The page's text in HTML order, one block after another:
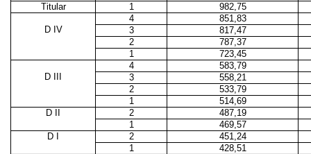
Titular
1
982,75
4
851,83
D IV
3
817,47
2
787,37
1
723,45
4
583,79
D III
3
558,21
2
533,79
1
514,69
D II
2
487,19
1
469,57
D I
2
451,24
1
428,51